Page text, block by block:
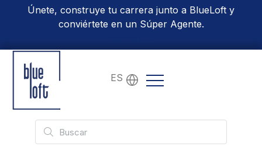
Únete, construye tu carrera junto a BlueLoft y
conviértete en un Súper Agente.
ES